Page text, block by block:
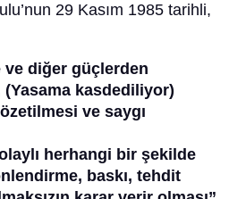
29 Kasım 1985 tarihli,
ve diğer güçlerden
(Yasama kasdediliyor)
ve saygı
herhangi bir şekilde
baskı, tehdit